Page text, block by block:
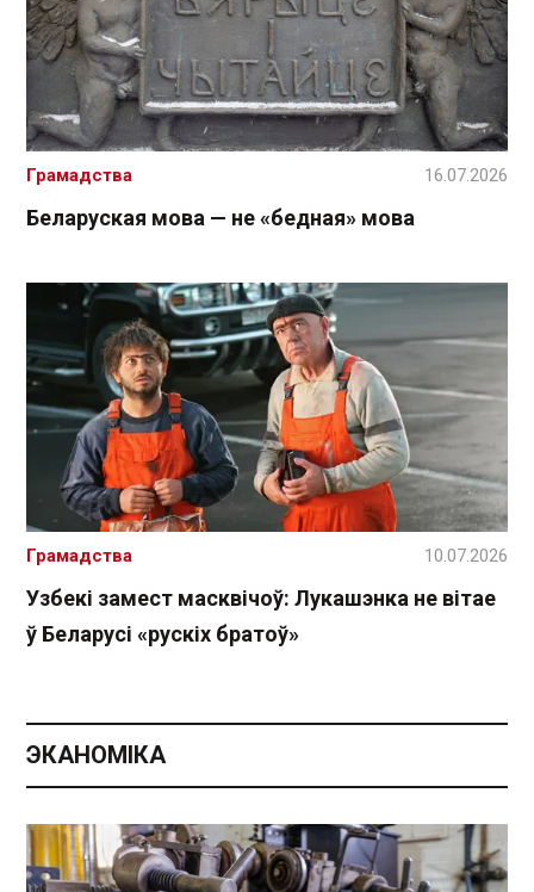
Беларуская мова — не «бедная» мова
Грамадства 16.07.2026
Узбекі замест масквічоў: Лукашэнка не вітае
ў Беларусі «рускіх братоў»
Грамадства 10.07.2026
ЭКАНОМІКА